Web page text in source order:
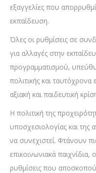
εξαγγελίες που
εκπαίδευση.
Όλες οι ρυθμίσεις σε
για αλλαγές στην
προγραμματισμού,
πολιτικής και
αξιακή και παιδευτική
Η πολιτική της
υποσχεσιολογίας και της
να συνεχιστεί. Φτάνουν
επικοινωνιακά παιχνίδια,
ρυθμίσεις που